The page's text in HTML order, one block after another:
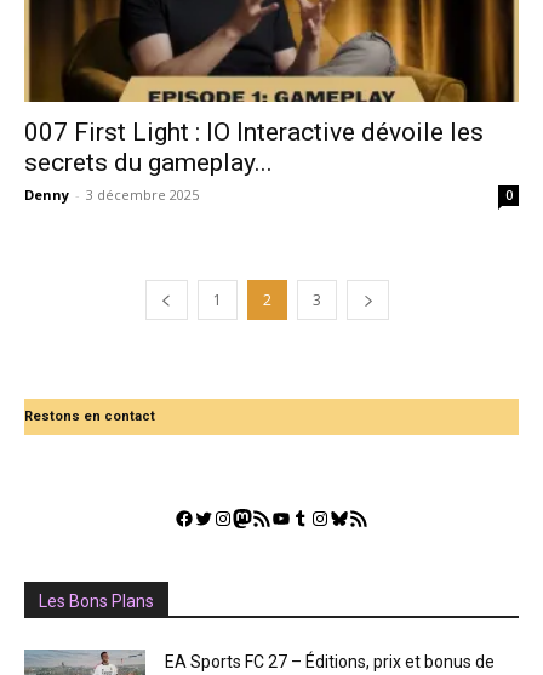
007 First Light : IO Interactive dévoile les
secrets du gameplay...
Denny - 3 décembre 2025 0
1 2 3
Restons en contact
Facebook
Twitter
Instagram
Mastodon
Flux RSSYouTube
Tumblr
Instagram
Bluesky
GestGame
Les Bons Plans
EA Sports FC 27 – Éditions, prix et bonus de